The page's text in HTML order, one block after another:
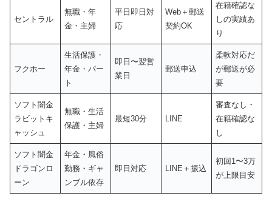
セントラル
無職・年
金・主婦
平日即日対
応
Web＋郵送
契約OK
在籍確認な
しの実績あ
り
フクホー
生活保護・
年金・パー
ト
即日〜翌営
業日
郵送申込
柔軟対応だ
が郵送が必
要
ソフト闇金
ラビットキ
ャッシュ
無職・生活
保護・主婦
最短30分 LINE
審査なし・
在籍確認な
し
ソフト闇金
ドラゴンロ
ーン
年金・風俗
勤務・ギャ
ンブル依存
即日対応 LINE＋振込
初回1〜3万
が上限目安